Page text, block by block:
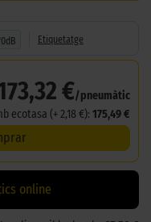
Etiquetatge
€/pneumàtic
ecotasa (+ 2,18 €): 175,49 €
online